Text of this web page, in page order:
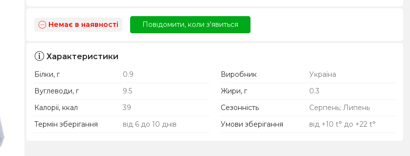
Немає в наявності Повідомити, коли з'явиться
Характеристики
Білки, г 0.9 Виробник
Україна
Вуглеводи, г
9.5 Жири, г
0.3
Калорії, ккал
39 Сезонність
Серпень; Липень
Термін зберігання
від 6 до 10 днів Умови зберігання від +10 t° до +22 t°